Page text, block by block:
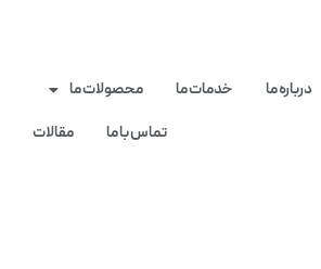
درباره ما خدمات ما
محصولات ما
تماس با ما
مقالات